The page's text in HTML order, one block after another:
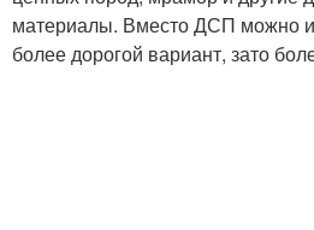
материалы. Вместо ДСП можно
более дорогой вариант, зато